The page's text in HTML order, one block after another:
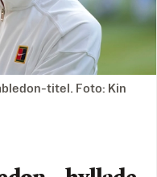
titel. Foto: Kin